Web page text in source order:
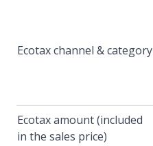
Ecotax channel & category
Ecotax amount (included
in the sales price)